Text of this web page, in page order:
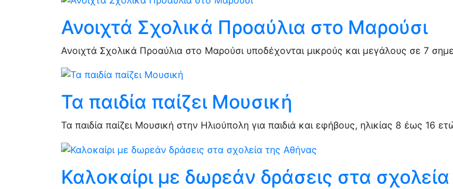
Ανοιχτά Σχολικά Προαύλια στο Μαρούσι
Ανοιχτά Σχολικά Προαύλια στο Μαρούσι υποδέχονται μικρούς και μεγάλους σε 7
Τα παιδία παίζει Μουσική
Τα παιδία παίζει Μουσική στην Ηλιούπολη για παιδιά και εφήβους, ηλικίας 8 έως 16
Καλοκαίρι με δωρεάν δράσεις στα